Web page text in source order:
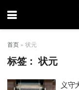
首页 » 状元
标签：状元
义守